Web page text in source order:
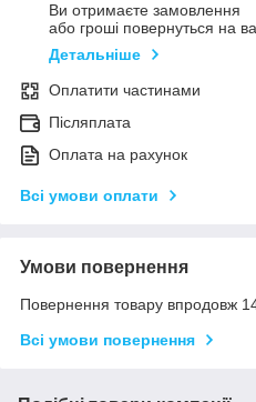
Ви отримаєте замовлення
або гроші повернуться на
Детальніше
Оплатити частинами
Післяплата
Оплата на рахунок
Всі умови оплати
Умови повернення
Повернення товару впродовж
Всі умови повернення